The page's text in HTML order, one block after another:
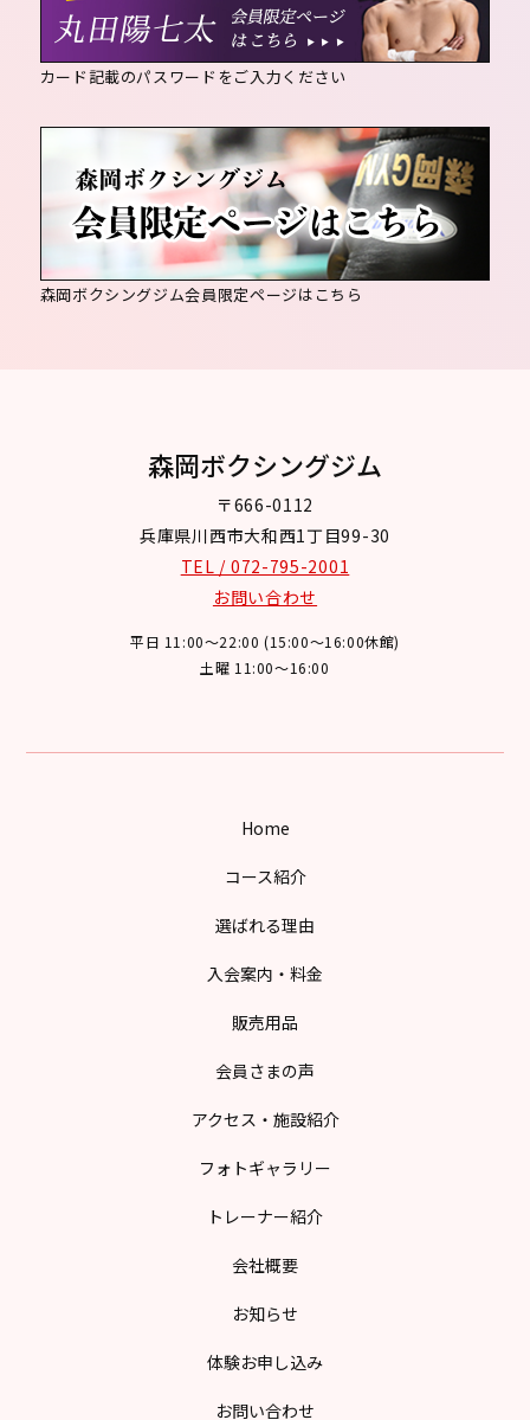
カード記載のパスワードをご入力ください
森岡ボクシングジム会員限定ページはこちら
森岡ボクシングジム
〒666-0112
兵庫県川西市大和西1丁目99-30
TEL / 072-795-2001
お問い合わせ
平日 11:00～22:00 (15:00～16:00休館)
土曜 11:00～16:00
Home
コース紹介
選ばれる理由
入会案内・料金
販売用品
会員さまの声
アクセス・施設紹介
フォトギャラリー
トレーナー紹介
会社概要
お知らせ
体験お申し込み
お問い合わせ